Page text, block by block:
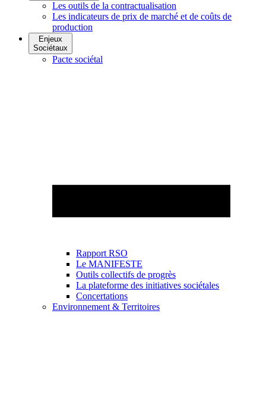
Les outils de la contractualisation
Les indicateurs de prix de marché et de coûts de
production
Enjeux
Sociétaux
Pacte sociétal
Rapport RSO
Le MANIFESTE
Outils collectifs de progrès
La plateforme des initiatives sociétales
Concertations
Environnement & Territoires